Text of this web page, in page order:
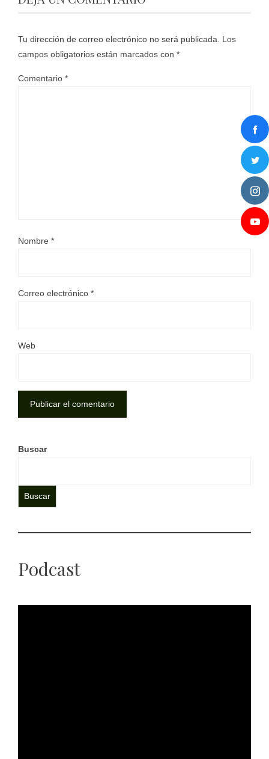
Tu dirección de correo electrónico no será publicada.
Los
campos obligatorios están marcados con *
Comentario *
Nombre *
Correo electrónico *
Web
Buscar
Buscar
Podcast